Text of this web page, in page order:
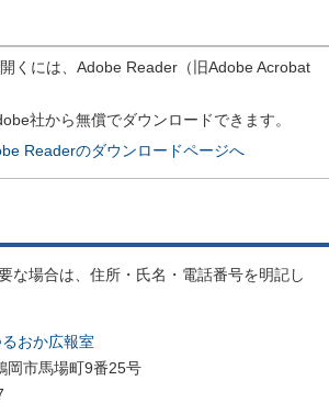
くには、Adobe Reader（旧Adobe Acrobat
社から無償でダウンロードできます。
Readerのダウンロードページへ
な場合は、住所・氏名・電話番号を明記し
おか広報室
岡市馬場町9番25号